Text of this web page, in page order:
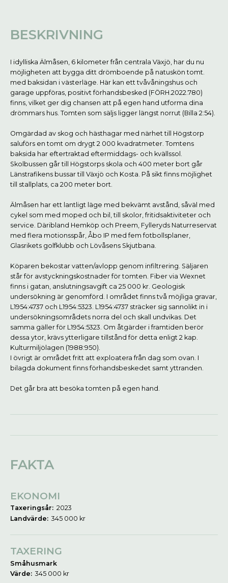
BESKRIVNING
I idylliska Älmåsen, 6 kilometer från centrala Växjö, har du nu
möjligheten att bygga ditt drömboende på natuskön tomt.
med baksidan i västerläge. Här kan ett tvåvåningshus och
garage uppföras, positivt förhandsbesked (FÖRH.2022.780)
finns, vilket ger dig chansen att på egen hand utforma dina
drömmars hus. Tomten som säljs ligger längst norrut (Billa 2:54).
Omgärdad av skog och hästhagar med närhet till Högstorp
saluförs en tomt om drygt 2 000 kvadratmeter. Tomtens
baksida har eftertraktad eftermiddags- och kvällssol.
Skolbussen går till Högstorps skola och 400 meter bort går
Länstrafikens bussar till Växjö och Kosta. På sikt finns möjlighet
till stallplats, ca 200 meter bort.
Älmåsen har ett lantligt läge med bekvämt avstånd, såväl med
cykel som med moped och bil, till skolor, fritidsaktiviteter och
service. Däribland Hemköp och Preem, Fylleryds Naturreservat
med flera motionsspår, Åbo IP med fem fotbollsplaner,
Glasrikets golfklubb och Lövåsens Skjutbana.
Köparen bekostar vatten/avlopp genom infiltrering. Säljaren
står för avstyckningskostnader för tomten. Fiber via Wexnet
finns i gatan, anslutningsavgift ca 25 000 kr. Geologisk
undersökning är genomförd. I området finns två möjliga gravar,
L1954:4737 och L1954:5323. L1954:4737 sträcker sig sannolikt in i
undersökningsområdets norra del och skall undvikas. Det
samma gäller för L1954:5323. Om åtgärder i framtiden berör
dessa ytor, krävs ytterligare tillstånd för detta enligt 2 kap.
Kulturmiljölagen (1988:950).
I övrigt är området fritt att exploatera från dag som ovan. I
bilagda dokument finns förhandsbeskedet samt yttranden.
Det går bra att besöka tomten på egen hand.
FAKTA
EKONOMI
Taxeringsår: 2023
Landvärde: 345 000 kr
TAXERING
Småhusmark
Värde: 345 000 kr